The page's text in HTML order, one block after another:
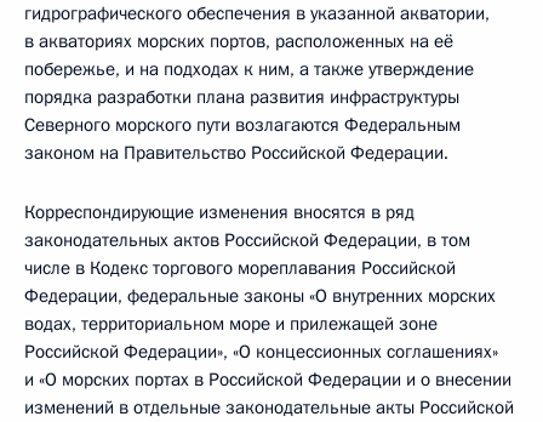
гидрографического обеспечения в указанной акватории,
в акваториях морских портов, расположенных на её
побережье, и на подходах к ним, а также утверждение
порядка разработки плана развития инфраструктуры
Северного морского пути возлагаются Федеральным
законом на Правительство Российской Федерации.
Корреспондирующие изменения вносятся в ряд
законодательных актов Российской Федерации, в том
числе в Кодекс торгового мореплавания Российской
Федерации, федеральные законы «О внутренних морских
водах, территориальном море и прилежащей зоне
Российской Федерации», «О концессионных соглашениях»
и «О морских портах в Российской Федерации и о внесении
изменений в отдельные законодательные акты Российской